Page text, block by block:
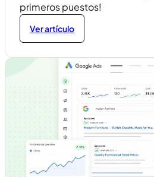
primeros puestos!
Ver artículo